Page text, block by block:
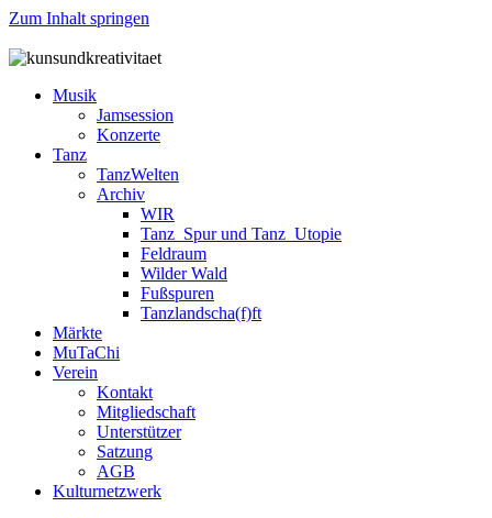
Zum Inhalt springen
Musik
Jamsession
Konzerte
Tanz
TanzWelten
Archiv
WIR
Tanz_Spur und Tanz_Utopie
Feldraum
Wilder Wald
Fußspuren
Tanzlandscha(f)ft
Märkte
MuTaChi
Verein
Kontakt
Mitgliedschaft
Unterstützer
Satzung
AGB
Kulturnetzwerk